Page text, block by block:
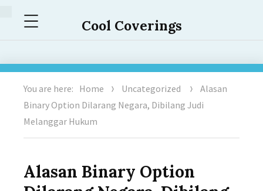
Cool Coverings
You are here: Home Uncategorized
Alasan
Binary Option Dilarang Negara, Dibilang Judi
Melanggar Hukum
Alasan Binary Option